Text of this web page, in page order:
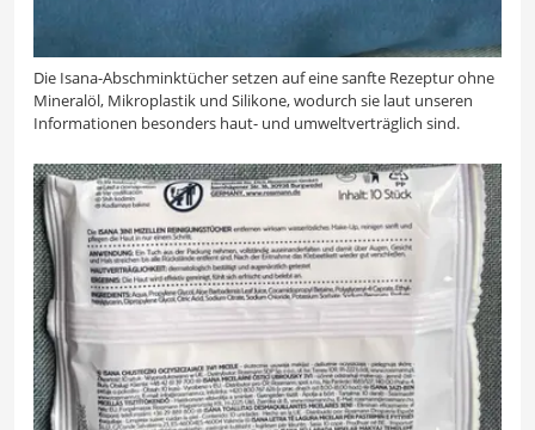
Die Isana-Abschminktücher setzen auf eine sanfte Rezeptur ohne
Mineralöl, Mikroplastik und Silikone, wodurch sie laut unseren
Informationen besonders haut- und umweltverträglich sind.